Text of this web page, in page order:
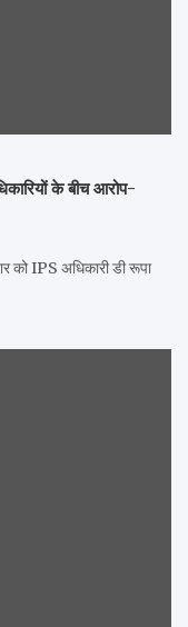
के बीच आरोप-
को IPS अधिकारी डी रूपा